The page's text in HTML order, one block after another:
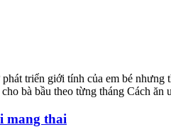
triển giới tính của em bé
bà bầu theo từng tháng Cách
mang thai